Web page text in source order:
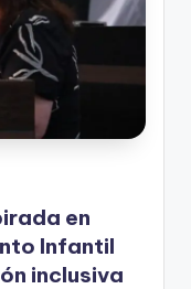
en
Infantil
inclusiva